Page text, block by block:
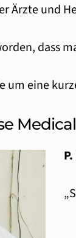
Ärzte und
dass
um eine